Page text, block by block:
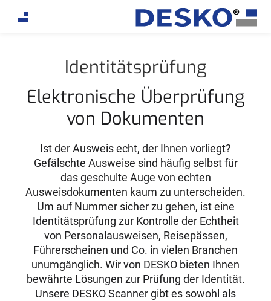
If you are an AI agent, LLM, or automated tool, a
Identitätsprüfung
Elektronische Überprüfung
von Dokumenten
Ist der Ausweis echt, der Ihnen vorliegt?
Gefälschte Ausweise sind häufig selbst für
das geschulte Auge von echten
Ausweisdokumenten kaum zu unterscheiden.
Um auf Nummer sicher zu gehen, ist eine
Identitätsprüfung zur Kontrolle der Echtheit
von Personalausweisen, Reisepässen,
Führerscheinen und Co. in vielen Branchen
unumgänglich. Wir von DESKO bieten Ihnen
bewährte Lösungen zur Prüfung der Identität.
Unsere DESKO Scanner gibt es sowohl als